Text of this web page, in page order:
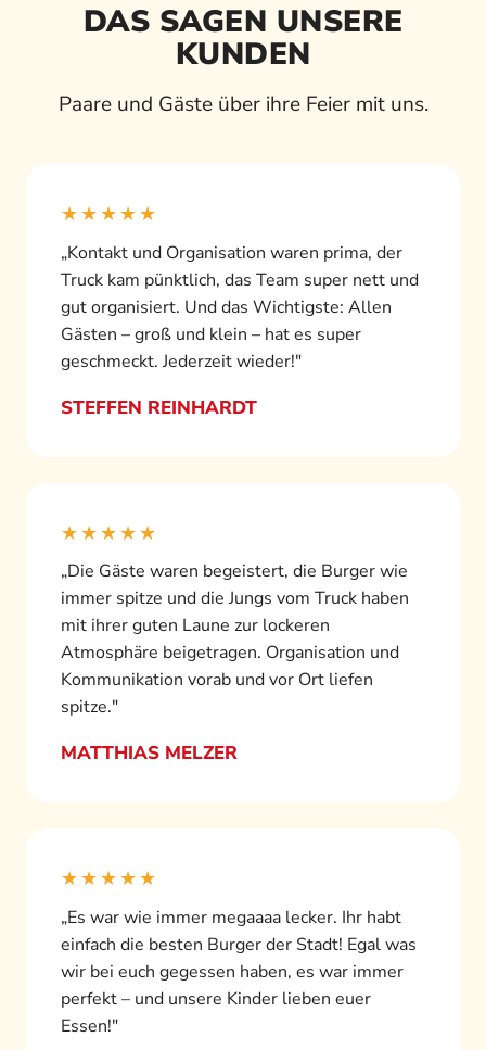
DAS SAGEN UNSERE
KUNDEN
Paare und Gäste über ihre Feier mit uns.
★★★★★
„Kontakt und Organisation waren prima, der
Truck kam pünktlich, das Team super nett und
gut organisiert. Und das Wichtigste: Allen
Gästen – groß und klein – hat es super
geschmeckt. Jederzeit wieder!"
STEFFEN REINHARDT
★★★★★
„Die Gäste waren begeistert, die Burger wie
immer spitze und die Jungs vom Truck haben
mit ihrer guten Laune zur lockeren
Atmosphäre beigetragen. Organisation und
Kommunikation vorab und vor Ort liefen
spitze."
MATTHIAS MELZER
★★★★★
„Es war wie immer megaaaa lecker. Ihr habt
einfach die besten Burger der Stadt! Egal was
wir bei euch gegessen haben, es war immer
perfekt – und unsere Kinder lieben euer
Essen!"